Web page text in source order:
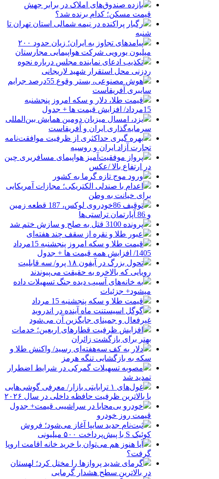
بازده صندوق‌های املاک در برابر جهش
قیمت مسکن؛ کدام برنده شد؟
رگبار پراکنده در نیمه شمالی استان تهران تا
شنبه
پیامدهای تجاوز به ایران؛ زیان حدود ۲۰۰
میلیون یورویی شرکت هواپیمایی مجارستان
تکذیب ادعای نماینده مجلس درباره نحوه
ردزنی محل استقرار شهید لاریجانی
هوش مصنوعی، بستر وقوع 55درصد جرایم
سایبری آفریقاست
قیمت طلا، دلار و سکه امروز پنجشنبه
15مرداد/ افزایش قیمت ها + جدول
یزد، امسال میزبان دومین همایش بین‌المللی
سرمایه‌گذاری ایران و آفریقاست
بهره گیری حداکثری از ظرفیت موافقت‌نامه
تجارت آزاد ایران و روسیه
پرواز موفقیت‌آمیز هواپیمای مسافربری چین
در ارتفاع بالا /عکس
ورود موج تازه گرما به کشور
اعدام با صندلی الکتریکی؛ مجازات آمریکایی
برای خیانت به وطن
توقیف 86خودروی لوکس، 187 قطعه زمین
و 86 آپارتمان تراستی‌ها
پرونده 3100 قتل به صلح و سازش ختم شد
عبور طلا و نقره از سقف چند هفته‌ای
قیمت طلا و سکه امروز پنجشنبه 15مرداد
1405/ افزایش همه قیمت ها + جدول
تحول بزرگ در آیفون ۱۸ پرو/ سه قابلیت
رویایی که بالاخره به حقیقت می‌پیوندند
به خانه‌های آسیب دیده جنگ تسهیلات داده
میشود+ جزئیات
قیمت طلا و سکه پنجشنبه 15 مرداد
گوگل اسیستنت ماه آینده در اندروید
غیرفعال و جمینای جایگزین آن می‌شود
افزایش ظرفیت قطارهای اربعین؛ خدمات
بهتر برای بازگشت زائران
دلار به کف سه‌هفته‌ای رسید/ واکنش طلا و
سکه به بازگشایی تنگه هرمز
مصوبه تسهیلات گمرکی در شرایط اضطرار
تمدید شد
غول‌های ۱ ترابایتی بازار/ معرفی گوشی‌هایی
با بالاترین ظرفیت حافظه داخلی در سال ۲۰۲۶
خودرو بی‌محابا در سراشیبی قیمت+ جدول
قیمت روز خودرو
ثبت‌نام جدید سایپا آغاز می‌شود؛ فروش
کوئیک S با پیش‌پرداخت ۵۰۰ میلیونی
آیا هنوز هم می‌توان با خرید خانه اقامت اروپا
گرفت؟
گرمای شدید پروازها را مختل کرد؛ لهستان
در بالاترین سطح هشدار گرمایی